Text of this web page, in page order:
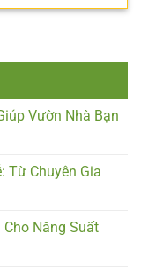
Vườn Nhà Bạn
Từ Chuyên Gia
Năng Suất